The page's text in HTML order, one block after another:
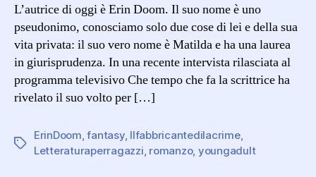
L’autrice di oggi è Erin Doom. Il suo nome è uno
pseudonimo, conosciamo solo due cose di lei e della sua
vita privata: il suo vero nome è Matilda e ha una laurea
in giurisprudenza. In una recente intervista rilasciata al
programma televisivo Che tempo che fa la scrittrice ha
rivelato il suo volto per […]
Tag
ErinDoom,fantasy, Ilfabbricantedilacrime,
Letteraturaperragazzi, romanzo, youngadult